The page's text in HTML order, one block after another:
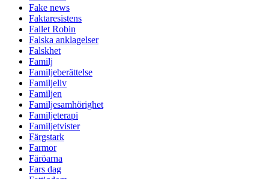
Fake news
Faktaresistens
Fallet Robin
Falska anklagelser
Falskhet
Familj
Familjeberättelse
Familjeliv
Familjen
Familjesamhörighet
Familjeterapi
Familjetvister
Färgstark
Farmor
Färöarna
Fars dag